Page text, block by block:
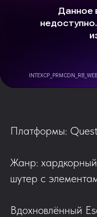
Платформы:
Жанр: хардкорный
шутер с
Вдохновлённый